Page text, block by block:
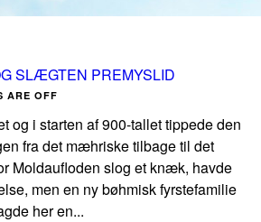
SLÆGTEN PREMYSLID
ARE OFF
og i starten af 900-tallet tippede den
fra det mæhriske tilbage til det
Moldaufloden slog et knæk, havde
men en ny bøhmisk fyrstefamilie
her en...